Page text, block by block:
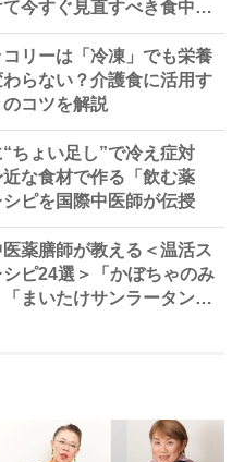
て今すぐ見直すべき食中毒
事アドバイザーが指南
コリーは「冷凍」でも栄養
らない？介護食に活用す
のコツを解説
ちょい足し”で冷え症対
な食材で作る「飲む薬
シピを国際中医師が伝授
医薬膳師が教える＜温活ス
シピ24選＞「かぼちゃのみ
「まいたけサンラータン」